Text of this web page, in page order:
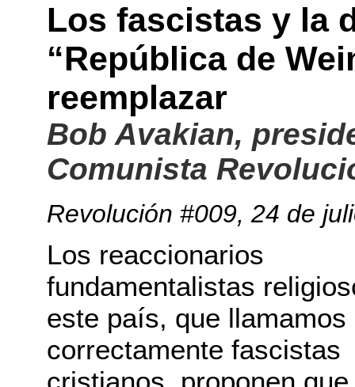
Los fascistas y la
“República de
reemplazar
Bob Avakian,
Comunista
Revolución #009, 24 de
Los reaccionarios
fundamentalistas
este país, que llamamos
correctamente fascistas